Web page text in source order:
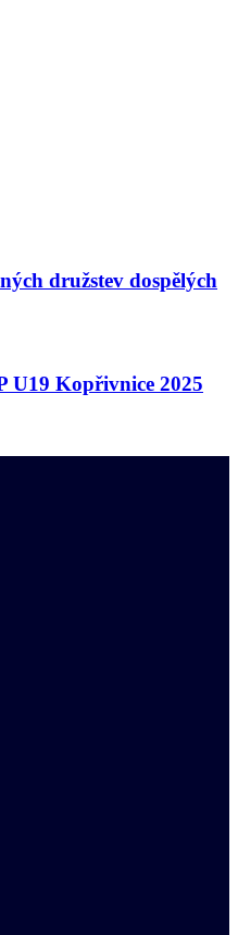
družstev dospělých
U19 Kopřivnice 2025